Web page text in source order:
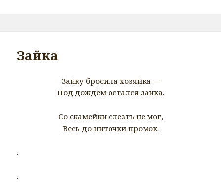
Зайка
Зайку бросила хозяйка —
Под дождём остался зайка.
Со скамейки слезть не мог,
Весь до ниточки промок.
.
.